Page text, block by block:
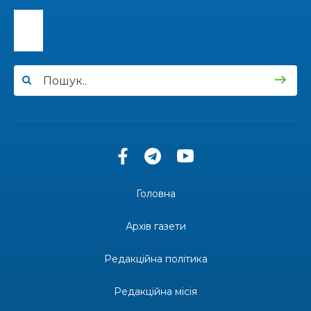
31 лип
15:24
31 лип
“Серпневі свята” – Клуб з народознавства
Юні мешканці Бахмутської громади у Харкові
долучилися до проєкту «Радість у дитячих
територіальної громади
«Дві музи» у Рівному: свято краси, мистецтва
Головна
Архів газети
Редакційна політика
Редакційна місія